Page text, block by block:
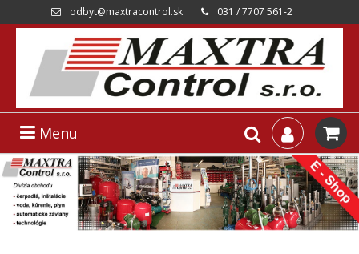
odbyt@maxtracontrol.sk 031 / 7707 561-2
Menu